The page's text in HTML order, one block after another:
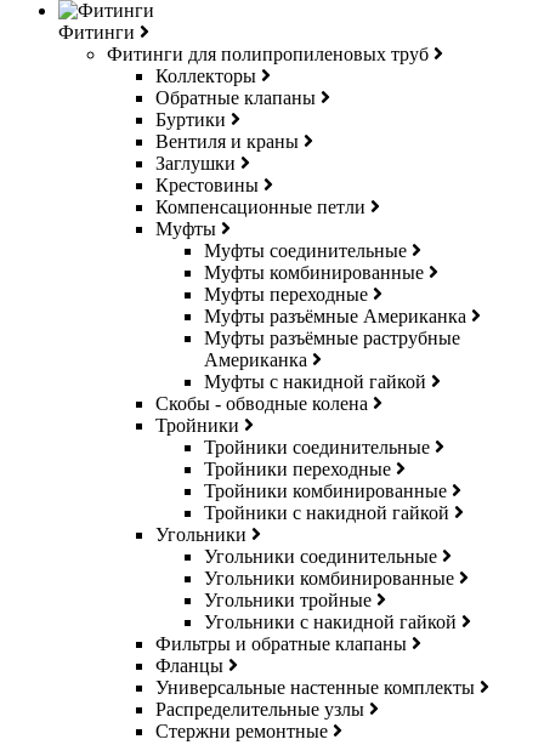
Фитинги
Фитинги для полипропиленовых труб
Коллекторы
Обратные клапаны
Буртики
Вентиля и краны
Заглушки
Крестовины
Компенсационные петли
Муфты
Муфты соединительные
Муфты комбинированные
Муфты переходные
Муфты разъёмные Американка
Муфты разъёмные раструбные
Американка
Муфты с накидной гайкой
Скобы - обводные колена
Тройники
Тройники соединительные
Тройники переходные
Тройники комбинированные
Тройники с накидной гайкой
Угольники
Угольники соединительные
Угольники комбинированные
Угольники тройные
Угольники с накидной гайкой
Фильтры и обратные клапаны
Фланцы
Универсальные настенные комплекты
Распределительные узлы
Стержни ремонтные